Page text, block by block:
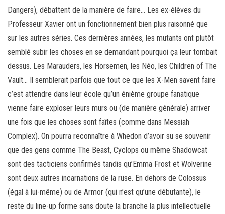
Dangers), débattent de la manière de faire… Les ex-élèves du
Professeur Xavier ont un fonctionnement bien plus raisonné que
sur les autres séries. Ces dernières années, les mutants ont plutôt
semblé subir les choses en se demandant pourquoi ça leur tombait
dessus. Les Marauders, les Horsemen, les Néo, les Children of The
Vault… Il semblerait parfois que tout ce que les X-Men savent faire
c’est attendre dans leur école qu’un énième groupe fanatique
vienne faire exploser leurs murs ou (de manière générale) arriver
une fois que les choses sont faîtes (comme dans Messiah
Complex). On pourra reconnaître à Whedon d’avoir su se souvenir
que des gens comme The Beast, Cyclops ou même Shadowcat
sont des tacticiens confirmés tandis qu’Emma Frost et Wolverine
sont deux autres incarnations de la ruse. En dehors de Colossus
(égal à lui-même) ou de Armor (qui n’est qu’une débutante), le
reste du line-up forme sans doute la branche la plus intellectuelle